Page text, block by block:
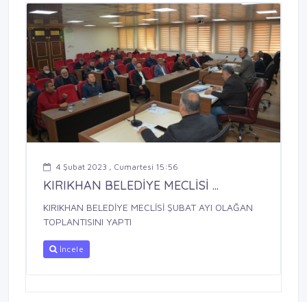
4 Şubat 2023 , Cumartesi 15:56
KIRIKHAN BELEDİYE MECLİSİ ...
KIRIKHAN BELEDİYE MECLİSİ ŞUBAT AYI OLAĞAN
TOPLANTISINI YAPTI
İncele